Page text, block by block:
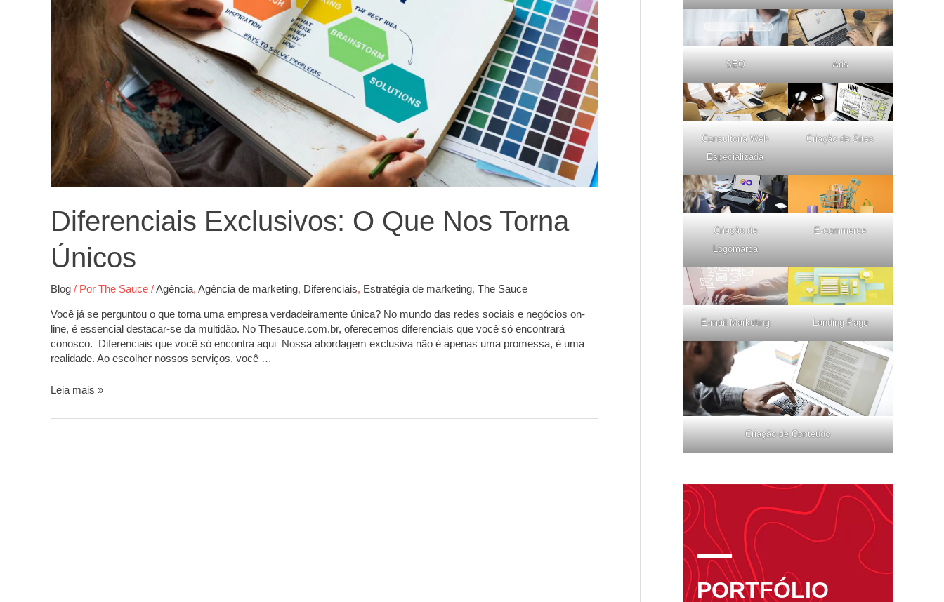
Diferenciais Exclusivos: O Que Nos Torna
Únicos
Blog / Por The Sauce /Agência, Agência de marketing, Diferenciais, Estratégia de marketing, The Sauce
Você já se perguntou o que torna uma empresa verdadeiramente única? No mundo das redes sociais e negócios on-
line, é essencial destacar-se da multidão. No Thesauce.com.br, oferecemos diferenciais que você só encontrará
conosco. Diferenciais que você só encontra aqui Nossa abordagem exclusiva não é apenas uma promessa, é uma
realidade. Ao escolher nossos serviços, você …
Leia mais »
SEO Ads
Consultoria Web
Especializada
Criação de Sites
Criação de
Logomarca
E-commerce
E-mail Marketing Landing Page
Criação de Conteúdo
PORTFÓLIO